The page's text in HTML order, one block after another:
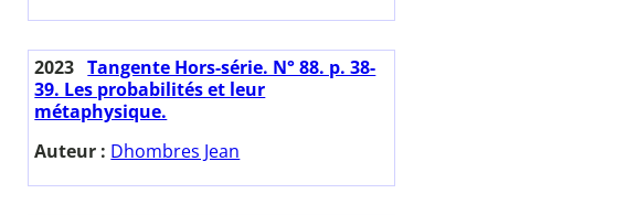
2023 Tangente Hors-série. N° 88. p. 38-
39. Les probabilités et leur
métaphysique.
Auteur : Dhombres Jean